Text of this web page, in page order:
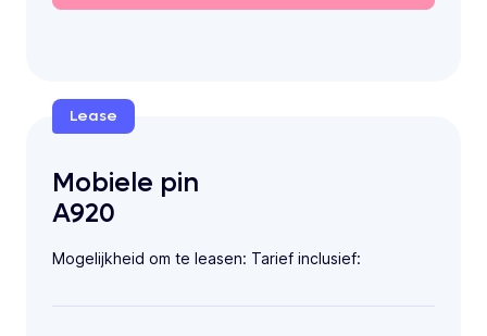
Lease
Mobiele pin
A920
Mogelijkheid om te leasen: Tarief inclusief: